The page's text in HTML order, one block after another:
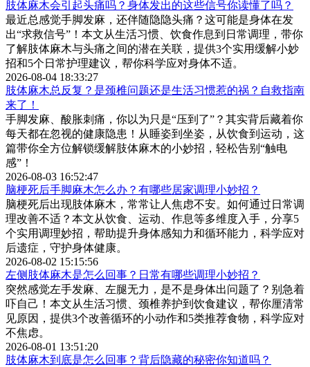
肢体麻木会引起头痛吗？身体发出的这些信号你读懂了吗？
最近总感觉手脚发麻，还伴随隐隐头痛？这可能是身体在发
出“求救信号”！本文从生活习惯、饮食作息到日常调理，带你
了解肢体麻木与头痛之间的潜在关联，提供3个实用缓解小妙
招和5个日常护理建议，帮你科学应对身体不适。
2026-08-04 18:33:27
肢体麻木总反复？是颈椎问题还是生活习惯惹的祸？自救指南
来了！
手脚发麻、酸胀刺痛，你以为只是“压到了”？其实背后藏着你
每天都在忽视的健康隐患！从睡姿到坐姿，从饮食到运动，这
篇带你全方位解锁缓解肢体麻木的小妙招，轻松告别“触电
感”！
2026-08-03 16:52:47
脑梗死后手脚麻木怎么办？有哪些居家调理小妙招？
脑梗死后出现肢体麻木，常常让人焦虑不安。如何通过日常调
理改善不适？本文从饮食、运动、作息等多维度入手，分享5
个实用调理妙招，帮助提升身体感知力和循环能力，科学应对
后遗症，守护身体健康。
2026-08-02 15:15:56
左侧肢体麻木是怎么回事？日常有哪些调理小妙招？
突然感觉左手发麻、左腿无力，是不是身体出问题了？别急着
吓自己！本文从生活习惯、颈椎养护到饮食建议，帮你厘清常
见原因，提供3个改善循环的小动作和5类推荐食物，科学应对
不焦虑。
2026-08-01 13:51:20
肢体麻木到底是怎么回事？背后隐藏的秘密你知道吗？